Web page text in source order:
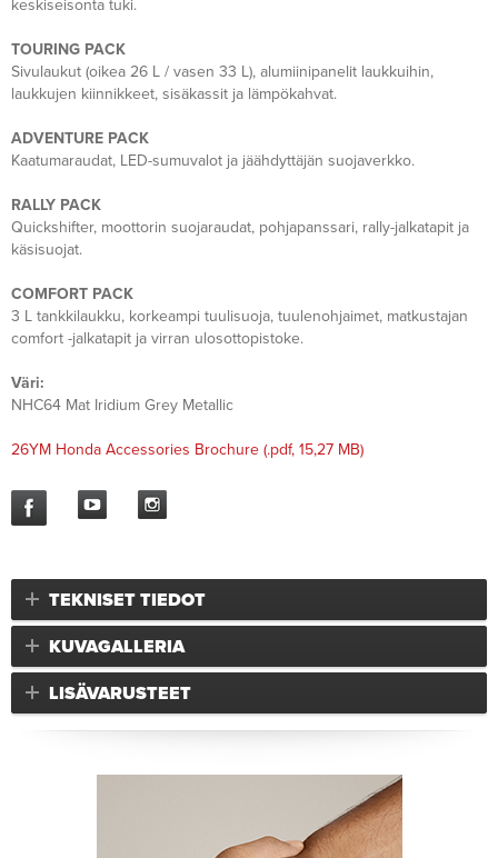
keskiseisonta tuki.
TOURING PACK
Sivulaukut (oikea 26 L / vasen 33 L), alumiinipanelit laukkuihin,
laukkujen kiinnikkeet, sisäkassit ja lämpökahvat.
ADVENTURE PACK
Kaatumaraudat, LED-sumuvalot ja jäähdyttäjän suojaverkko.
RALLY PACK
Quickshifter, moottorin suojaraudat, pohjapanssari, rally-jalkatapit ja
käsisuojat.
COMFORT PACK
3 L tankkilaukku, korkeampi tuulisuoja, tuulenohjaimet, matkustajan
comfort -jalkatapit ja virran ulosottopistoke.
Väri:
NHC64 Mat Iridium Grey Metallic
26YM Honda Accessories Brochure (.pdf, 15,27 MB)
TEKNISET TIEDOT
KUVAGALLERIA
LISÄVARUSTEET